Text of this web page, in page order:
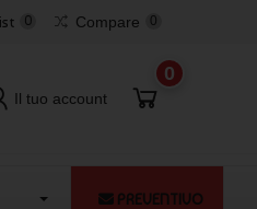
0 Compare 0
Il tuo account
0
PREVENTIVO